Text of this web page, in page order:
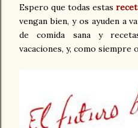
Espero que todas estas
vengan bien, y os ayuden a
de comida sana y
vacaciones, y, como siempre